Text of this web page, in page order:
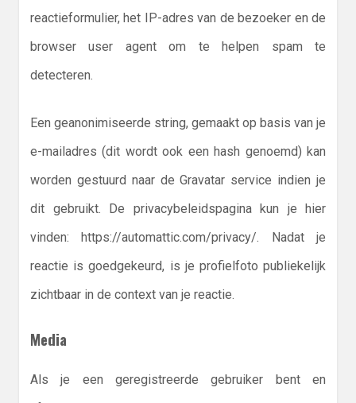
reactieformulier, het IP-adres van de bezoeker en de
browser user agent om te helpen spam te
detecteren.
Een geanonimiseerde string, gemaakt op basis van je
e-mailadres (dit wordt ook een hash genoemd) kan
worden gestuurd naar de Gravatar service indien je
dit gebruikt. De privacybeleidspagina kun je hier
vinden: https://automattic.com/privacy/. Nadat je
reactie is goedgekeurd, is je profielfoto publiekelijk
zichtbaar in de context van je reactie.
Media
Als je een geregistreerde gebruiker bent en